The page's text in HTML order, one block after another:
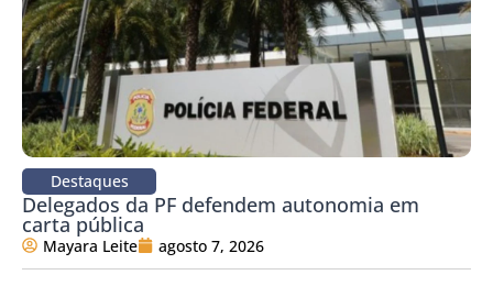
Destaques
Delegados da PF defendem autonomia em
carta pública
Mayara Leite agosto 7, 2026